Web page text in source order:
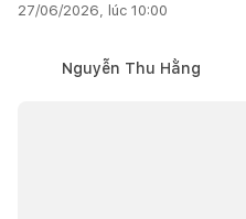
27/06/2026, lúc 10:00
Nguyễn Thu Hằng